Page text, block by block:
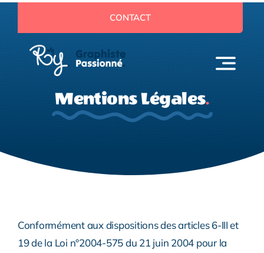
contenu
CONTACT
Mentions Légales.
Conformément aux dispositions des articles 6-III et
19 de la Loi n°2004-575 du 21 juin 2004 pour la